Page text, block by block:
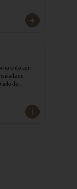
tinto con
de
de
4 personas)​